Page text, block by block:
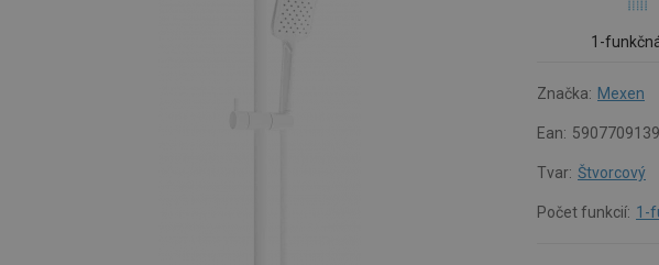
1-
Značka: Mexen
Ean:
Tvar: Štvorcový
Počet funkcií: 1-